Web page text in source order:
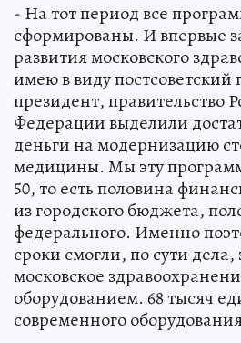
- На тот период все
сформированы. И впервые
развития московского
имею в виду постсоветский
президент, правительство
Федерации выделили
деньги на модернизацию
медицины. Мы эту
50, то есть половина
из городского бюджета,
федерального. Именно
сроки смогли, по сути дела,
московское
оборудованием. 68 тысяч
современного